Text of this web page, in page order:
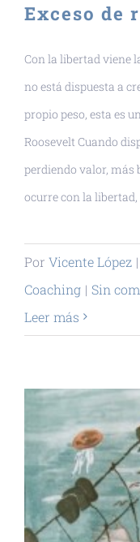
Exceso de
Con la libertad viene
no está dispuesta a
propio peso, esta es
Roosevelt Cuando
perdiendo valor, más
ocurre con la libertad,
Por Vicente López |
Coaching | Sin
Leer más